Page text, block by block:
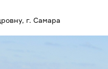
г. Самара